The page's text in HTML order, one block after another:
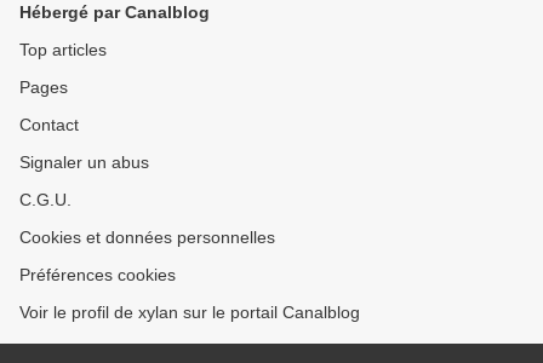
Hébergé par Canalblog
Top articles
Pages
Contact
Signaler un abus
C.G.U.
Cookies et données personnelles
Préférences cookies
Voir le profil de xylan sur le portail Canalblog